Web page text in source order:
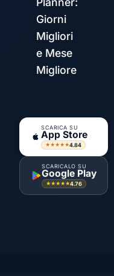
Giorni
Migliori
e Mese
Migliore
SCARICA SU
App Store
★★★★★4.84
SCARICALO SU
Google Play
★★★★★4.76